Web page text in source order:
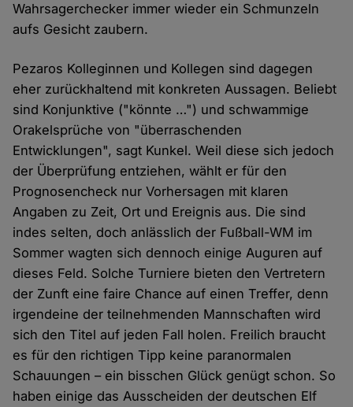
Wahrsagerchecker immer wieder ein Schmunzeln
aufs Gesicht zaubern.
Pezaros Kolleginnen und Kollegen sind dagegen
eher zurückhaltend mit konkreten Aussagen. Beliebt
sind Konjunktive ("könnte …") und schwammige
Orakelsprüche von "überraschenden
Entwicklungen", sagt Kunkel. Weil diese sich jedoch
der Überprüfung entziehen, wählt er für den
Prognosencheck nur Vorhersagen mit klaren
Angaben zu Zeit, Ort und Ereignis aus. Die sind
indes selten, doch anlässlich der Fußball-WM im
Sommer wagten sich dennoch einige Auguren auf
dieses Feld. Solche Turniere bieten den Vertretern
der Zunft eine faire Chance auf einen Treffer, denn
irgendeine der teilnehmenden Mannschaften wird
sich den Titel auf jeden Fall holen. Freilich braucht
es für den richtigen Tipp keine paranormalen
Schauungen – ein bisschen Glück genügt schon. So
haben einige das Ausscheiden der deutschen Elf